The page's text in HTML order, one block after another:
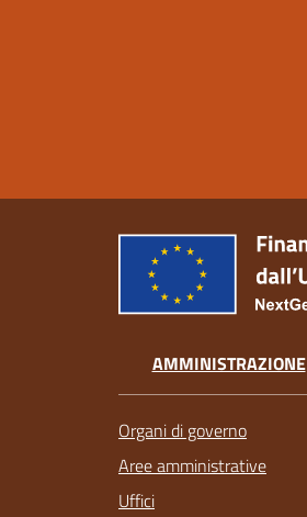
AMMINISTRAZIONE
Organi di governo
Aree amministrative
Uffici